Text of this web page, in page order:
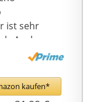
】
250 g
sich
kleinen
Die
ist sehr
Auch
auf
kaufen*